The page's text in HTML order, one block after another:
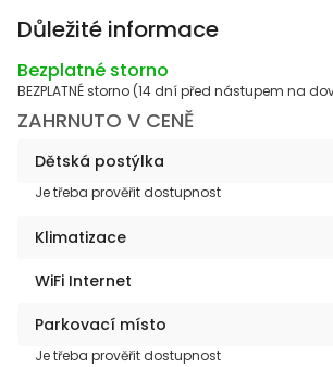
Důležité informace
Bezplatné storno
BEZPLATNÉ storno (14 dní před nástupem na
ZAHRNUTO V CENĚ
Dětská postýlka
Je třeba prověřit dostupnost
Klimatizace
WiFi Internet
Parkovací místo
Je třeba prověřit dostupnost